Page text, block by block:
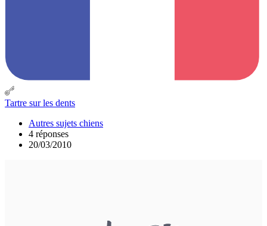
Tartre sur les dents
Autres sujets chiens
4 réponses
20/03/2010